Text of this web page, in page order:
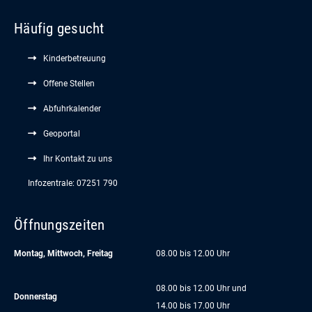
Häufig gesucht
Kinderbetreuung
Offene Stellen
Abfuhrkalender
Geoportal
Ihr Kontakt zu uns
Infozentrale: 07251 790
Öffnungszeiten
Montag, Mittwoch, Freitag 08.00 bis 12.00 Uhr
Donnerstag
08.00 bis 12.00 Uhr und
14.00 bis 17.00 Uhr